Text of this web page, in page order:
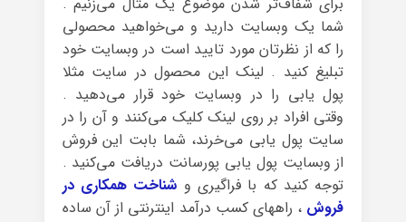
شما یک وبسایت دارید و می‌خواهید محصولی
را که از نظرتان مورد تایید است در وبسایت خود
تبلیغ کنید . لینک این محصول در سایت مثلا
پول یابی را در وبسایت خود قرار می‌دهید .
وقتی افراد بر روی لینک کلیک می‌کنند و آن را در
سایت پول یابی می‌خرند، شما بابت این فروش
از وبسایت پول یابی پورسانت دریافت می‌کنید .
توجه کنید که با فراگیری و شناخت همکاری در
فروش ، راههای کسب درآمد اینترنتی از آن ساده